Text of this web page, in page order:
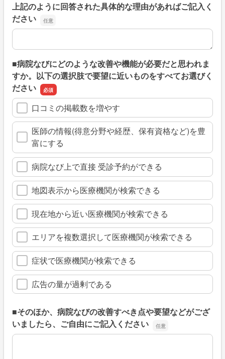
上記のように回答された具体的な理由があればご記入く
ださい
上記のように回答された具体的な理由があればご記入くだ
■病院なびにどのような改善や機能が必要だと思われま
すか。以下の選択肢で要望に近いものをすべてお選びく
ださい
口コミの掲載数を増やす
医師の情報(得意分野や経歴、保有資格など)を豊
富にする
病院なび上で直接 受診予約ができる
地図表示から医療機関が検索できる
現在地から近い医療機関が検索できる
エリアを複数選択して医療機関が検索できる
症状で医療機関が検索できる
広告の量が過剰である
■そのほか、病院なびの改善すべき点や要望などがござ
いましたら、ご自由にご記入ください
■そのほか、病院なびの改善すべき点や要望などがござい